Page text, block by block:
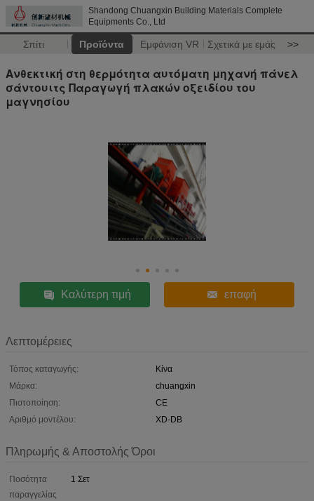
Shandong Chuangxin Building Materials Complete
Equipments Co., Ltd
Σπίτι Προϊόντα Εμφάνιση VR Σχετικά με εμάς >>
Ανθεκτική στη θερμότητα αυτόματη μηχανή πάνελ
σάντουιτς Παραγωγή πλακών οξειδίου του
μαγνησίου
Καλύτερη τιμή επαφή
Λεπτομέρειες
Τόπος καταγωγής:
Κίνα
Μάρκα:
chuangxin
Πιστοποίηση:
CE
Αριθμό μοντέλου:
XD-DB
Πληρωμής & Αποστολής Όροι
Ποσότητα
παραγγελίας
1 Σετ